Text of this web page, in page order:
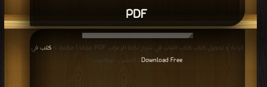
PDF
قراءة و تحميل كتاب كتاب اللباب في شرح نكتة الإعراب PDF مجانا | مكتبة >
كتب في
Download Free | التحميل : مرة/مرات